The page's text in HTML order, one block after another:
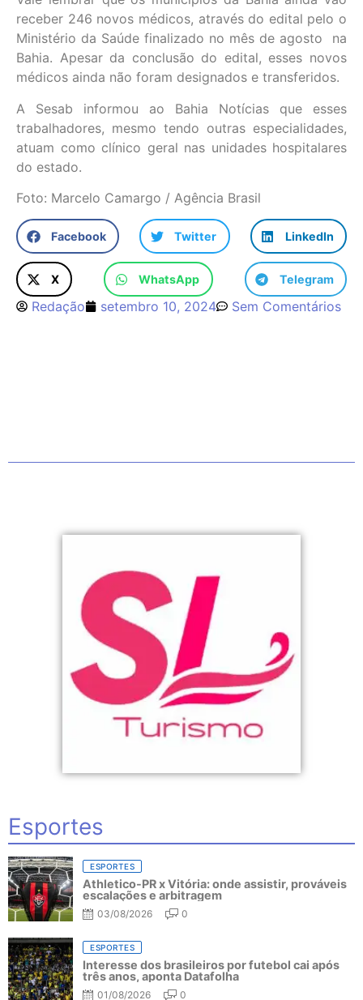
receber 246 novos médicos, através do edital pelo o
Ministério da Saúde finalizado no mês de agosto na
Bahia. Apesar da conclusão do edital, esses novos
médicos ainda não foram designados e transferidos.
A Sesab informou ao Bahia Notícias que esses
trabalhadores, mesmo tendo outras especialidades,
atuam como clínico geral nas unidades hospitalares
do estado.
Foto: Marcelo Camargo / Agência Brasil
Facebook Twitter LinkedIn
X WhatsApp Telegram
Redação setembro 10, 2024 Sem Comentários
Esportes
ESPORTES
Athletico-PR x Vitória: onde assistir, prováveis
escalações e arbitragem
03/08/2026 0
ESPORTES
Interesse dos brasileiros por futebol cai após
três anos, aponta Datafolha
01/08/2026 0